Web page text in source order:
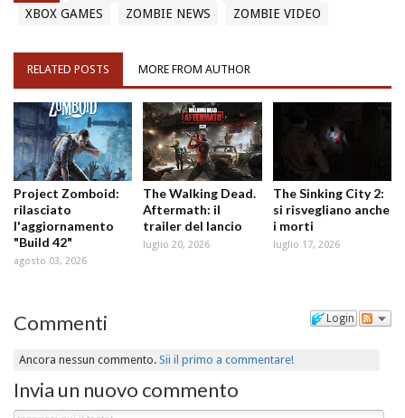
XBOX GAMES
ZOMBIE NEWS ZOMBIE VIDEO
RELATED POSTS MORE FROM AUTHOR
Project Zomboid:
rilasciato
l'aggiornamento
"Build 42"
agosto 03, 2026
The Walking Dead.
Aftermath: il
trailer del lancio
luglio 20, 2026
The Sinking City 2:
si risvegliano anche
i morti
luglio 17, 2026
Login
Commenti
Ancora nessun commento.Sii il primo a commentare!
Invia un nuovo commento